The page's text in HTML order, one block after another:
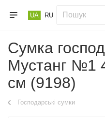
UA RU
Сумка
Мустанг №1
см (9198)
Господарські сумки